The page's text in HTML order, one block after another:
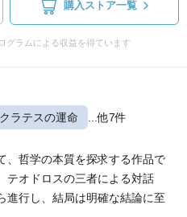
購入ストア一覧
グラムによる収益を得ています
ラテスの運命 ...他7件
、哲学の本質を探求する作品で
テオドロスの三者による対話
進行し、結局は明確な結論に至